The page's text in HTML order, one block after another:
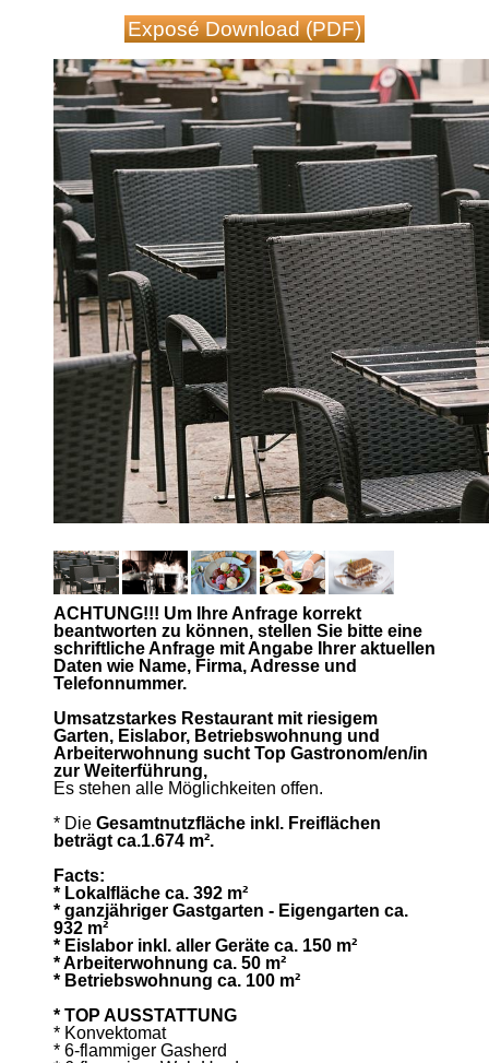
Exposé Download (PDF)
ACHTUNG!!! Um Ihre Anfrage korrekt
beantworten zu können, stellen Sie bitte eine
schriftliche Anfrage mit Angabe Ihrer aktuellen
Daten wie Name, Firma, Adresse und
Telefonnummer.
Umsatzstarkes Restaurant mit riesigem
Garten, Eislabor, Betriebswohnung und
Arbeiterwohnung sucht Top Gastronom/en/in
zur Weiterführung,
Es stehen alle Möglichkeiten offen.
* Die Gesamtnutzfläche inkl. Freiflächen
beträgt ca.1.674 m².
Facts:
* Lokalfläche ca. 392 m²
* ganzjähriger Gastgarten - Eigengarten ca.
932 m²
* Eislabor inkl. aller Geräte ca. 150 m²
* Arbeiterwohnung ca. 50 m²
* Betriebswohnung ca. 100 m²
* TOP AUSSTATTUNG
* Konvektomat
* 6-flammiger Gasherd